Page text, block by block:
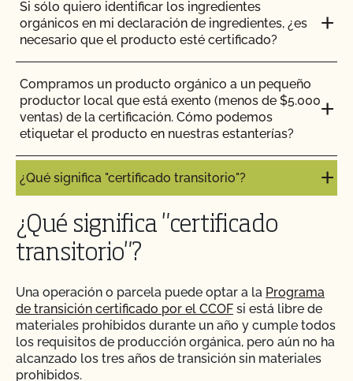
Si sólo quiero identificar los ingredientes
orgánicos en mi declaración de ingredientes, ¿es
necesario que el producto esté certificado?
Compramos un producto orgánico a un pequeño
productor local que está exento (menos de $5.000
ventas) de la certificación. Cómo podemos
etiquetar el producto en nuestras estanterías?
¿Qué significa "certificado transitorio"?
¿Qué significa "certificado
transitorio"?
Una operación o parcela puede optar a la Programa
de transición certificado por el CCOF si está libre de
materiales prohibidos durante un año y cumple todos
los requisitos de producción orgánica, pero aún no ha
alcanzado los tres años de transición sin materiales
prohibidos.